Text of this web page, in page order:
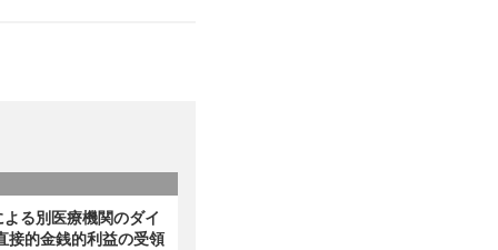
る別医療機関のダイ
接的金銭的利益の受領